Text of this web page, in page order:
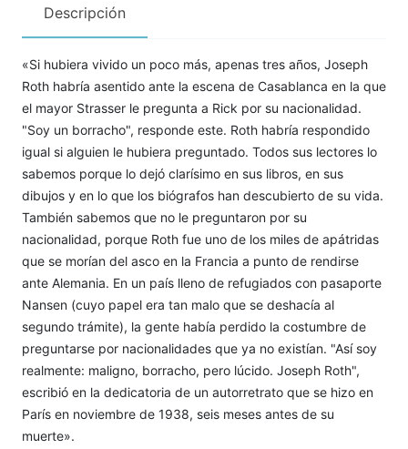
Descripción
«Si hubiera vivido un poco más, apenas tres años, Joseph
Roth habría asentido ante la escena de Casablanca en la que
el mayor Strasser le pregunta a Rick por su nacionalidad.
"Soy un borracho", responde este. Roth habría respondido
igual si alguien le hubiera preguntado. Todos sus lectores lo
sabemos porque lo dejó clarísimo en sus libros, en sus
dibujos y en lo que los biógrafos han descubierto de su vida.
También sabemos que no le preguntaron por su
nacionalidad, porque Roth fue uno de los miles de apátridas
que se morían del asco en la Francia a punto de rendirse
ante Alemania. En un país lleno de refugiados con pasaporte
Nansen (cuyo papel era tan malo que se deshacía al
segundo trámite), la gente había perdido la costumbre de
preguntarse por nacionalidades que ya no existían. "Así soy
realmente: maligno, borracho, pero lúcido. Joseph Roth",
escribió en la dedicatoria de un autorretrato que se hizo en
París en noviembre de 1938, seis meses antes de su
muerte».